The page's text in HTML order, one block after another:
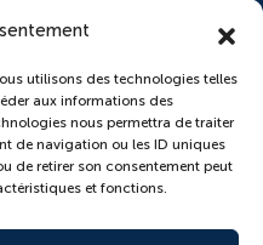
utilisons des technologies telles
aux informations des
nous permettra de traiter
de navigation ou les ID uniques
de retirer son consentement peut
et fonctions.